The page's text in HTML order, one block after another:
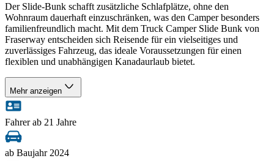
Der Slide-Bunk schafft zusätzliche Schlafplätze, ohne den
Wohnraum dauerhaft einzuschränken, was den Camper besonders
familienfreundlich macht. Mit dem Truck Camper Slide Bunk von
Fraserway entscheiden sich Reisende für ein vielseitiges und
zuverlässiges Fahrzeug, das ideale Voraussetzungen für einen
flexiblen und unabhängigen Kanadaurlaub bietet.
Mehr anzeigen
Fahrer ab 21 Jahre
ab Baujahr 2024